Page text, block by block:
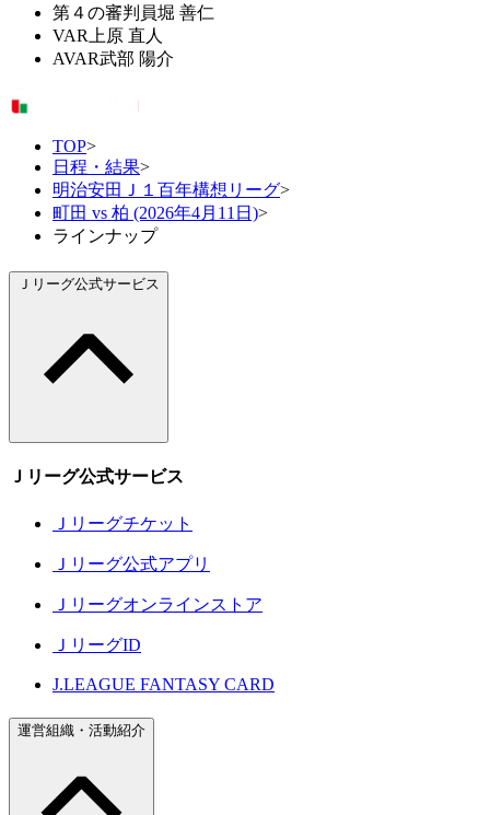
第４の審判員堀 善仁
VAR 上原 直人
AVAR武部 陽介
TOP>
日程・結果>
明治安田Ｊ１百年構想リーグ>
町田 vs 柏 (2026年4月11日)>
ラインナップ
Ｊリーグ公式サービス
Ｊリーグ公式サービス
Ｊリーグチケット
Ｊリーグ公式アプリ
Ｊリーグオンラインストア
ＪリーグID
J.LEAGUE FANTASY CARD
運営組織・活動紹介